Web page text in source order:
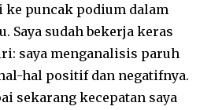
ke puncak podium dalam
Saya sudah bekerja keras
saya menganalisis paruh
hal positif dan negatifnya.
sekarang kecepatan saya